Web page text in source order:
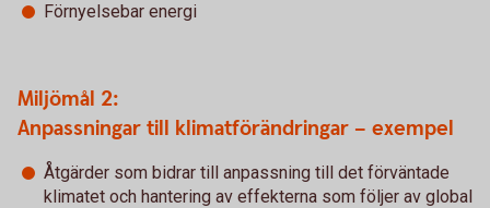
Förnyelsebar energi
Miljömål 2:
Anpassningar till klimatförändringar – exempel
Åtgärder som bidrar till anpassning till det förväntade
klimatet och hantering av effekterna som följer av global